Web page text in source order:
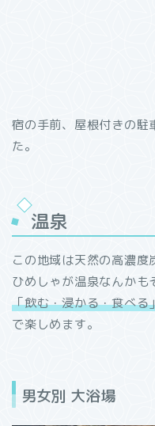
宿の手前、屋根付きの駐
た。
温泉
この地域は天然の高濃度
ひめしゃが温泉なんかも
「飲む・浸かる・食べる
で楽しめます。
男女別 大浴場